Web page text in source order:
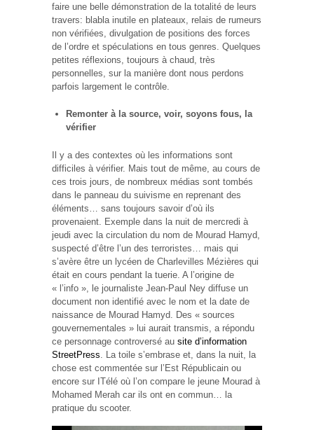
faire une belle démonstration de la totalité de leurs
travers: blabla inutile en plateaux, relais de rumeurs
non vérifiées, divulgation de positions des forces
de l’ordre et spéculations en tous genres. Quelques
petites réflexions, toujours à chaud, très
personnelles, sur la manière dont nous perdons
parfois largement le contrôle.
Remonter à la source, voir, soyons fous, la
vérifier
Il y a des contextes où les informations sont
difficiles à vérifier. Mais tout de même, au cours de
ces trois jours, de nombreux médias sont tombés
dans le panneau du suivisme en reprenant des
éléments… sans toujours savoir d’où ils
provenaient. Exemple dans la nuit de mercredi à
jeudi avec la circulation du nom de Mourad Hamyd,
suspecté d’être l’un des terroristes… mais qui
s’avère être un lycéen de Charlevilles Mézières qui
était en cours pendant la tuerie. A l’origine de
« l’info », le journaliste Jean-Paul Ney diffuse un
document non identifié avec le nom et la date de
naissance de Mourad Hamyd. Des « sources
gouvernementales » lui aurait transmis, a répondu
ce personnage controversé au site d’information
StreetPress. La toile s’embrase et, dans la nuit, la
chose est commentée sur l’Est Républicain ou
encore sur ITélé où l’on compare le jeune Mourad à
Mohamed Merah car ils ont en commun… la
pratique du scooter.